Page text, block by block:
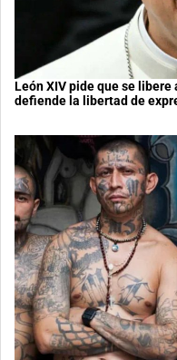
León XIV pide que se
defiende la libertad de